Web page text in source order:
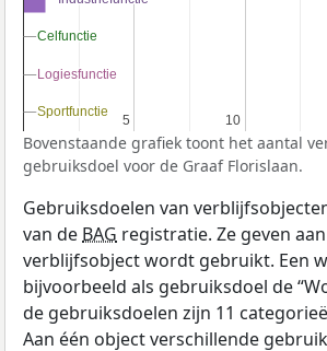
5
5 10
10
Celfunctie
Celfunctie
Logiesfunctie
Logiesfunctie
Sportfunctie
Sportfunctie
Bovenstaande grafiek toont het aantal
gebruiksdoel voor de Graaf Florislaan.
Gebruiksdoelen van
van deBAG registratie. Ze geven
verblijfsobject wordt gebruikt. Een
bijvoorbeeld als gebruiksdoel de
de gebruiksdoelen zijn 11
Aan één object verschillende